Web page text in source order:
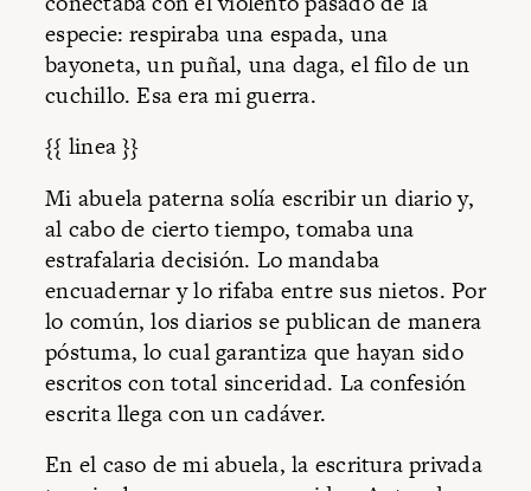
especie: respiraba una espada, una
bayoneta, un puñal, una daga, el filo de un
cuchillo. Esa era mi guerra.
{{ linea }}
Mi abuela paterna solía escribir un diario y,
al cabo de cierto tiempo, tomaba una
estrafalaria decisión. Lo mandaba
encuadernar y lo rifaba entre sus nietos. Por
lo común, los diarios se publican de manera
póstuma, lo cual garantiza que hayan sido
escritos con total sinceridad. La confesión
escrita llega con un cadáver.
En el caso de mi abuela, la escritura privada